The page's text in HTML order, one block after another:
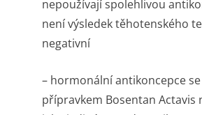
nepoužívají spolehlivou
není výsledek těhotenského
negativní
– hormonální antikoncepce
přípravkem Bosentan Actavis